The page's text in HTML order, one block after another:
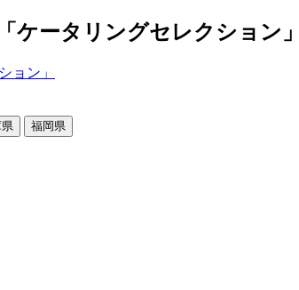
ータリングセレクション
福岡県